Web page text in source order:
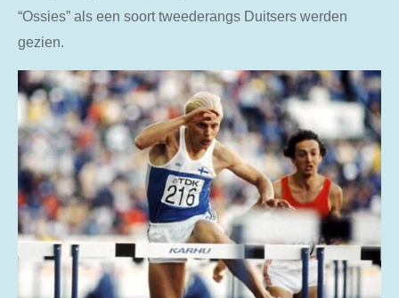
“Ossies” als een soort tweederangs Duitsers werden
gezien.